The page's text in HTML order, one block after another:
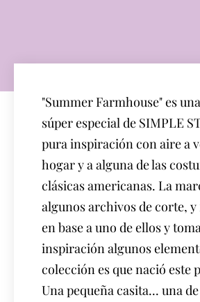
"Summer Farmhouse" es
súper especial de SIMPLE
pura inspiración con aire a
hogar y a alguna de las
clásicas americanas. La
algunos archivos de corte, y
en base a uno de ellos y
inspiración algunos
colección es que nació este
Una pequeña casita... una